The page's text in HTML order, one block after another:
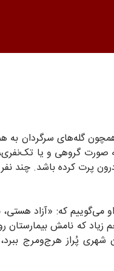
گله‌های سرگردان به
صورت گروهی و یا
پرت کرده باشد. چند نفر
می‌گوییم که: «آزاد
که نامش بیمارستان
پُراز هرج‌ومرج